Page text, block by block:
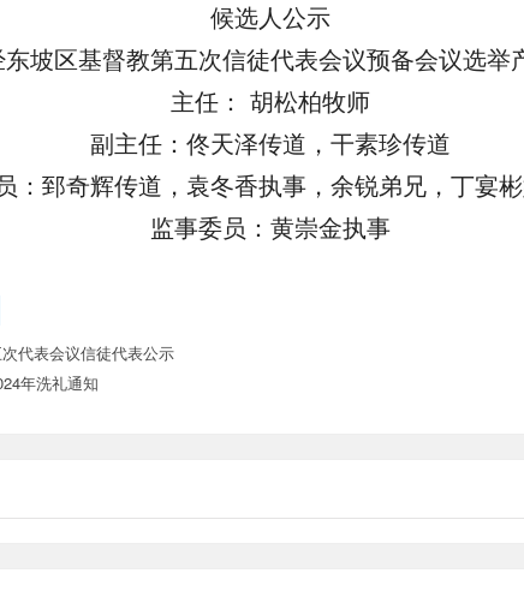
候选人公示
东坡区基督教第五次信徒代表会议预备会议选举
主任： 胡松柏牧师
副主任：佟天泽传道，干素珍传道
：郅奇辉传道，袁冬香执事，余锐弟兄，丁宴
监事委员：黄崇金执事
代表会议信徒代表公示
年洗礼通知